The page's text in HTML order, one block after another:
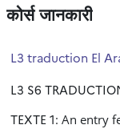
कोर्स जानकारी
L3 traduction El
L3 S6
TEXTE 1: An entry